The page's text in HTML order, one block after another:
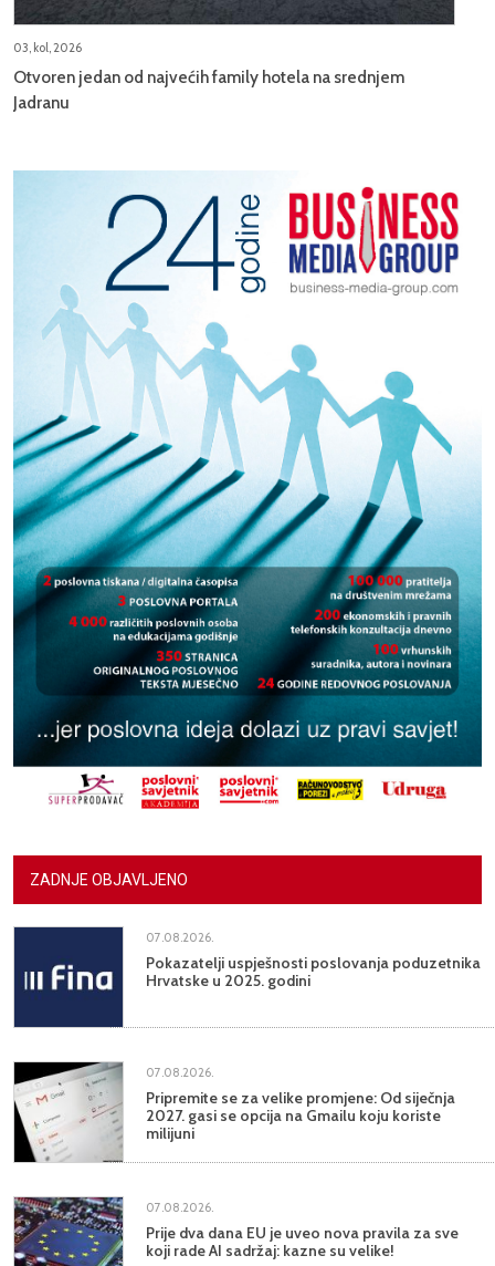
03, kol, 2026
Otvoren jedan od najvećih family hotela na srednjem
Jadranu
ZADNJE OBJAVLJENO
07.08.2026.
Pokazatelji uspješnosti poslovanja poduzetnika
Hrvatske u 2025. godini
07.08.2026.
Pripremite se za velike promjene: Od siječnja
2027. gasi se opcija na Gmailu koju koriste
milijuni
07.08.2026.
Prije dva dana EU je uveo nova pravila za sve
koji rade AI sadržaj: kazne su velike!